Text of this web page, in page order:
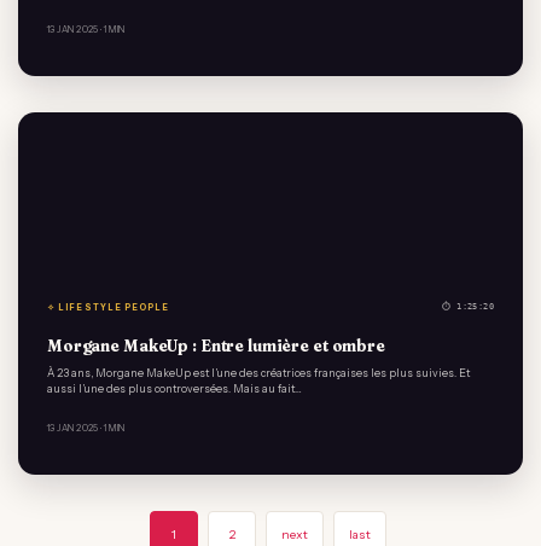
13 JAN 2025 · 1 MIN
✧ LIFESTYLE PEOPLE ⏱ 1:25:20
Morgane MakeUp : Entre lumière et ombre
À 23 ans, Morgane MakeUp est l’une des créatrices françaises les plus suivies. Et
aussi l’une des plus controversées. Mais au fait…
13 JAN 2025 · 1 MIN
1 2 next last